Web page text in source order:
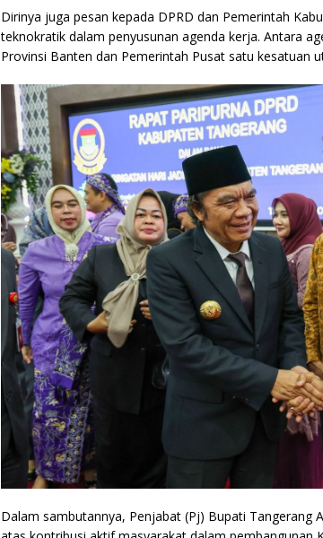
Dirinya juga pesan kepada DPRD dan Pemerintah
teknokratik dalam penyusunan agenda kerja. Antara
Provinsi Banten dan Pemerintah Pusat satu kesatuan
Dalam sambutannya, Penjabat (Pj) Bupati Tangerang